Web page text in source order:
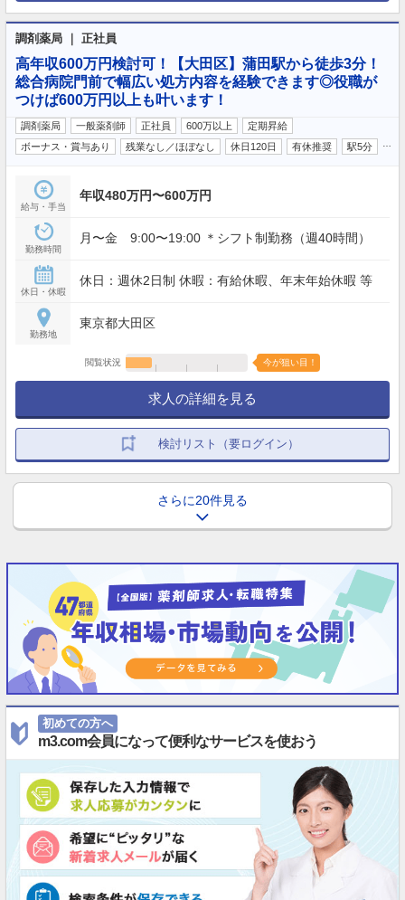
調剤薬局 ｜ 正社員
高年収600万円検討可！【大田区】蒲田駅から徒歩3分！
総合病院門前で幅広い処方内容を経験できます◎役職が
つけば600万円以上も叶います！
調剤薬局 一般薬剤師 正社員 600万以上
定期昇給
ボーナス・賞与あり
残業なし／ほぼなし 休日120日 有休推奨 駅5分
給与・手当
年収480万円〜600万円
勤務時間
月〜金 9:00〜19:00 ＊シフト制勤務（週40時間）
休日・休暇
休日：週休2日制 休暇：有給休暇、年末年始休暇 等
勤務地
東京都大田区
閲覧状況 今が狙い目！
求人の詳細を見る
検討リスト（要ログイン）
さらに20件見る
初めての方へ
m3.com会員になって便利なサービスを使おう